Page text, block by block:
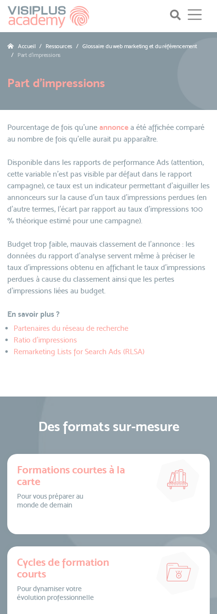
Accueil Ressources
Glossaire du web marketing et du référencement
Part d'impressions
Part d'impressions
Pourcentage de fois qu'une annonce a été affichée comparé
au nombre de fois qu'elle aurait pu apparaître.
Disponible dans les rapports de performance Ads (attention,
cette variable n'est pas visible par défaut dans le rapport
campagne), ce taux est un indicateur permettant d'aiguiller les
annonceurs sur la cause d'un taux d'impressions perdues (en
d'autre termes, l'écart par rapport au taux d'impressions 100
% théorique estimé pour une campagne).
Budget trop faible, mauvais classement de l'annonce : les
données du rapport d'analyse servent même à préciser le
taux d'impressions obtenu en affichant le taux d'impressions
perdues à cause du classement ainsi que les pertes
d'impressions liées au budget.
En savoir plus ?
Partenaires du réseau de recherche
Ratio d'impressions
Remarketing Lists for Search Ads (RLSA)
Des formats sur-mesure
Formations courtes à la
carte
Pour vous préparer au
monde de demain
Cycles de formation
courts
Pour dynamiser votre
évolution professionnelle